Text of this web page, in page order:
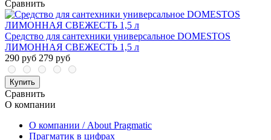
Сравнить
Средство для сантехники универсальное DOMESTOS
ЛИМОННАЯ СВЕЖЕСТЬ 1,5 л
290 руб 279 руб
Купить
Сравнить
О компании
О компании / About Pragmatic
Прагматик в цифрах